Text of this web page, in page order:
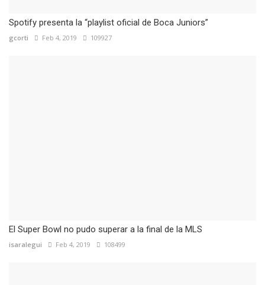
Spotify presenta la “playlist oficial de Boca Juniors”
gcorti Feb 4, 2019 109927
El Super Bowl no pudo superar a la final de la MLS
isaralegui Feb 4, 2019 108499